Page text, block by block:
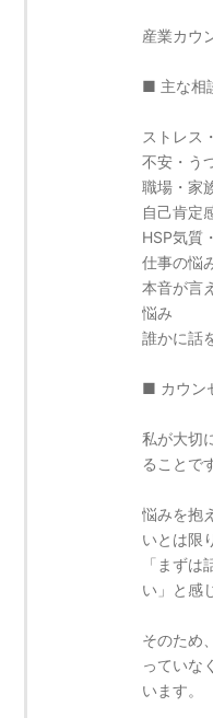
産業カウ
■ 主な相
ストレス
不安・う
職場・家
自己肯定
HSP気質
仕事の悩
本音が言
悩み
誰かに話
■ カウン
私が大切
ることで
悩みを抱
いとは限
「まず
い」と感
そのため
っていな
います。